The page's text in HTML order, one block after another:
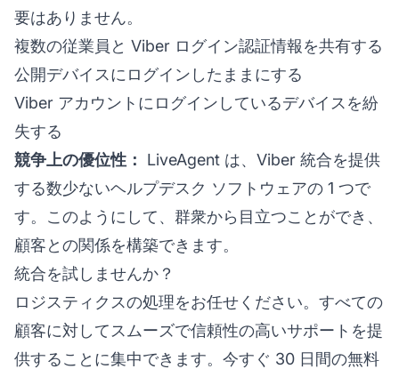
要はありません。
複数の従業員と Viber ログイン認証情報を共有する
公開デバイスにログインしたままにする
Viber アカウントにログインしているデバイスを紛
失する
競争上の優位性：
LiveAgent は、Viber 統合を提供
する数少ないヘルプデスク ソフトウェアの 1 つで
す。このようにして、群衆から目立つことができ、
顧客との関係を構築できます。
統合を試しませんか？
ロジスティクスの処理をお任せください。すべての
顧客に対してスムーズで信頼性の高いサポートを提
供することに集中できます。 今すぐ 30 日間の無料